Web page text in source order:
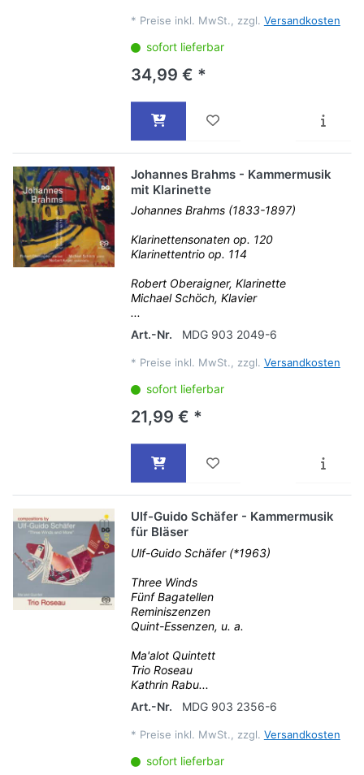
* Preise inkl. MwSt., zzgl. Versandkosten
sofort lieferbar
34,99 € *
Johannes Brahms - Kammermusik
mit Klarinette
Johannes Brahms (1833-1897)
Klarinettensonaten op. 120
Klarinettentrio op. 114
Robert Oberaigner, Klarinette
Michael Schöch, Klavier
...
Art.-Nr.
MDG 903 2049-6
* Preise inkl. MwSt., zzgl. Versandkosten
sofort lieferbar
21,99 € *
Ulf-Guido Schäfer - Kammermusik
für Bläser
Ulf-Guido Schäfer (*1963)
Three Winds
Fünf Bagatellen
Reminiszenzen
Quint-Essenzen, u. a.
Ma'alot Quintett
Trio Roseau
Kathrin Rabu...
Art.-Nr.
MDG 903 2356-6
* Preise inkl. MwSt., zzgl. Versandkosten
sofort lieferbar